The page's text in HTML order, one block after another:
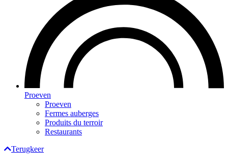
Proeven
Proeven
Fermes auberges
Produits du terroir
Restaurants
Terugkeer